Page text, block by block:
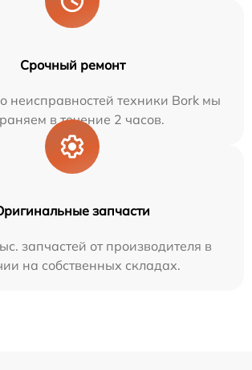
Срочный ремонт
неисправностей техники Bork мы
в течение 2 часов.
запчасти
запчастей от производителя в
на собственных складах.